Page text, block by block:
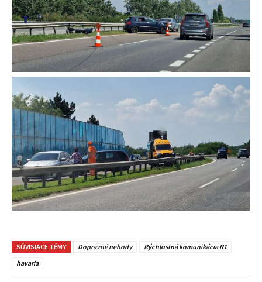
SÚVISIACE TÉMY Dopravné nehody
Rýchlostná komunikácia R1
havaria